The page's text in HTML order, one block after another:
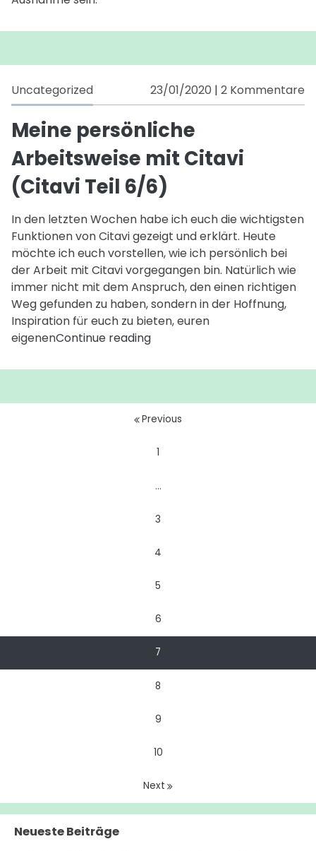
Uncategorized 23/01/2020 | 2 Kommentare
Meine persönliche
Arbeitsweise mit Citavi
(Citavi Teil 6/6)
In den letzten Wochen habe ich euch die wichtigsten
Funktionen von Citavi gezeigt und erklärt. Heute
möchte ich euch vorstellen, wie ich persönlich bei
der Arbeit mit Citavi vorgegangen bin. Natürlich wie
immer nicht mit dem Anspruch, den einen richtigen
Weg gefunden zu haben, sondern in der Hoffnung,
Inspiration für euch zu bieten, euren
eigenenContinue readingMeine
Arbeitsweise
Citavi
(Citavi
6/6)
Seitennummerierung
Previous
1
…
3
4
5
6
7
8
9
10
Next
Neueste Beiträge